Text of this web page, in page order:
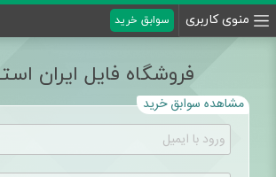
منوی کاربری سوابق خرید
فروشگاه فایل ایران
مشاهده سوابق خرید